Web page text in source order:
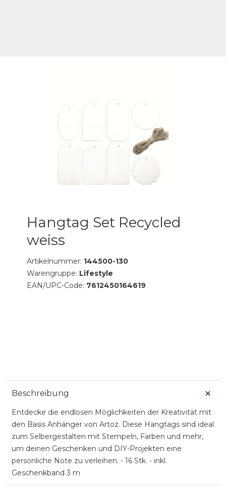
Hangtag Set Recycled
weiss
Artikelnummer: 144500-130
Warengruppe: Lifestyle
EAN/UPC-Code: 7612450164619
Beschreibung
Entdecke die endlosen Möglichkeiten der Kreativität mit
den Basis Anhänger von Artoz. Diese Hangtags sind ideal
zum Selbergestalten mit Stempeln, Farben und mehr,
um deinen Geschenken und DIY-Projekten eine
persönliche Note zu verleihen. - 16 Stk. - inkl.
Geschenkband 3 m